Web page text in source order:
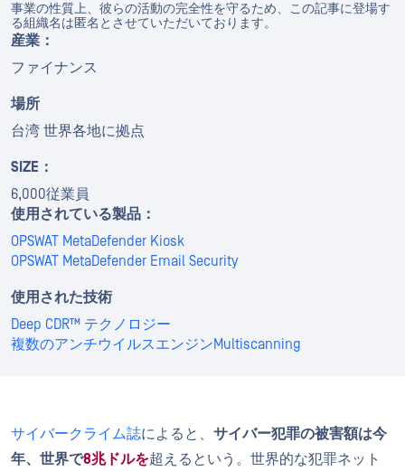
事業の性質上、彼らの活動の完全性を守るため、この記事に登場す
る組織名は匿名とさせていただいております。
産業：
ファイナンス
場所
台湾 世界各地に拠点
SIZE：
6,000従業員
使用されている製品：
OPSWAT MetaDefender Kiosk
OPSWAT MetaDefender Email Security
使用された技術
Deep CDR™ テクノロジー
複数のアンチウイルスエンジンMultiscanning
サイバークライム誌によると、 サイバー犯罪の被害額は今
年、世界で8兆ドルを超えるという。世界的な犯罪ネット